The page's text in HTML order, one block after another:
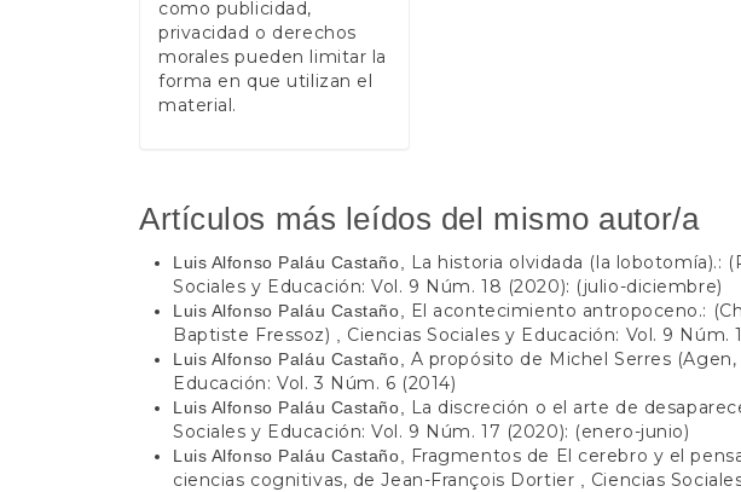
como publicidad,
privacidad o derechos
morales pueden limitar la
forma en que utilizan el
material.
Artículos más leídos del mismo autor/a
Luis Alfonso Paláu Castaño, La historia olvidada (la lobotomía).:
Sociales y Educación: Vol. 9 Núm. 18 (2020): (julio-diciembre)
Luis Alfonso Paláu Castaño, El acontecimiento antropoceno.:
Baptiste Fressoz) , Ciencias Sociales y Educación: Vol. 9 Núm.
Luis Alfonso Paláu Castaño, A propósito de Michel Serres (Agen,
Educación: Vol. 3 Núm. 6 (2014)
Luis Alfonso Paláu Castaño, La discreción o el arte de
Sociales y Educación: Vol. 9 Núm. 17 (2020): (enero-junio)
Luis Alfonso Paláu Castaño, Fragmentos de El cerebro y el
ciencias cognitivas, de Jean-François Dortier , Ciencias